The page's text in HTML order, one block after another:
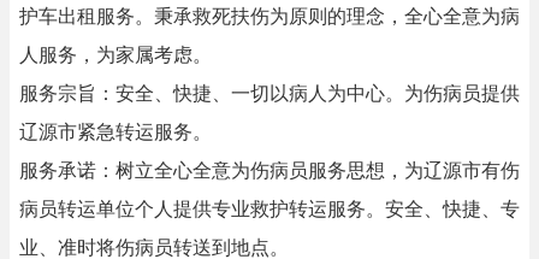
护车出租服务。秉承救死扶伤为原则的理念，全心全意为病
人服务，为家属考虑。
服务宗旨：安全、快捷、一切以病人为中心。为伤病员提供
辽源市紧急转运服务。
服务承诺：树立全心全意为伤病员服务思想，为辽源市有伤
病员转运单位个人提供专业救护转运服务。安全、快捷、专
业、准时将伤病员转送到地点。